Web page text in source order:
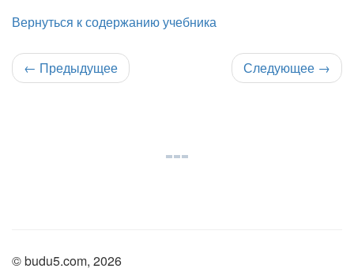
Вернуться к содержанию учебника
← Предыдущее Следующее →
© budu5.com, 2026